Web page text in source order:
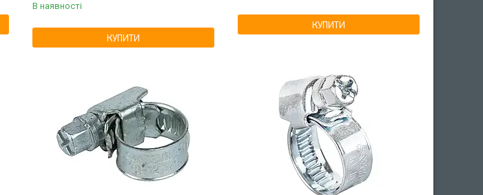
В наявності
КУПИТИ
КУПИТИ